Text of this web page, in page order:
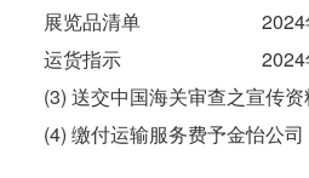
展览品清单
运货指示
(3) 送交中国海关审查之宣传
(4) 缴付运输服务费予金怡公司